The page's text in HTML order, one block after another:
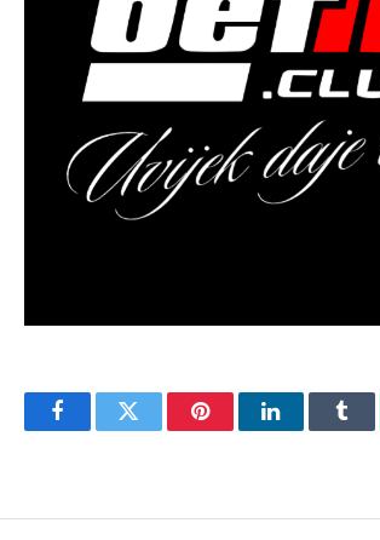
FacebookTwitter PinterestLinkedIn